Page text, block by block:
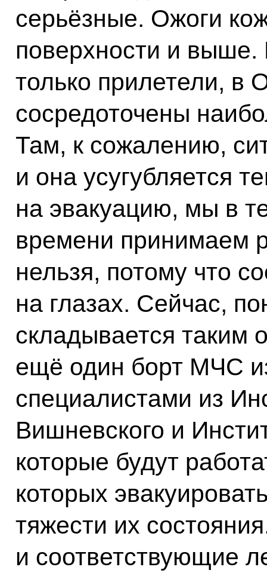
серьёзные. Ожоги
поверхности и выше.
только прилетели, в
сосредоточены
Там, к сожалению,
и она усугубляется
на эвакуацию, мы в
времени принимаем
нельзя, потому что
на глазах. Сейчас,
складывается таким
ещё один борт МЧС
специалистами из
Вишневского и
которые будут
которых
тяжести их
и соответствующие